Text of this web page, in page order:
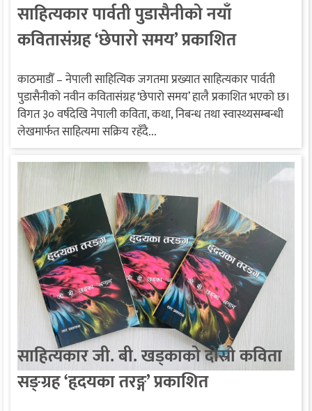
साहित्यकार पार्वती पुडासैनीको नयाँ
कवितासंग्रह ‘छेपारो समय’ प्रकाशित
काठमाडौँ – नेपाली साहित्यिक जगतमा प्रख्यात साहित्यकार पार्वती
पुडासैनीको नवीन कवितासंग्रह ‘छेपारो समय’ हालै प्रकाशित भएको छ।
विगत ३० वर्षदेखि नेपाली कविता, कथा, निबन्ध तथा स्वास्थ्यसम्बन्धी
लेखमार्फत साहित्यमा सक्रिय रहँदै...
साहित्यकार जी. बी. खड्काको दोस्रो कविता
सङ्ग्रह ‘हृदयका तरङ्ग’ प्रकाशित